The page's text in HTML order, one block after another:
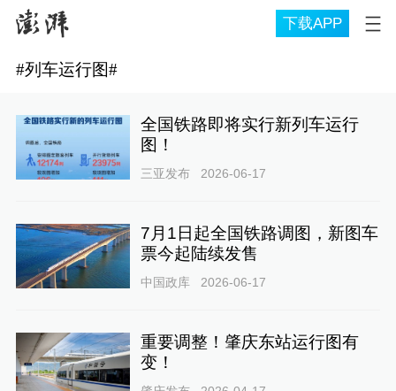
下载APP
#列车运行图#
全国铁路即将实行新列车运行
图！
三亚发布 2026-06-17
7月1日起全国铁路调图，新图车
票今起陆续发售
中国政库 2026-06-17
重要调整！肇庆东站运行图有
变！